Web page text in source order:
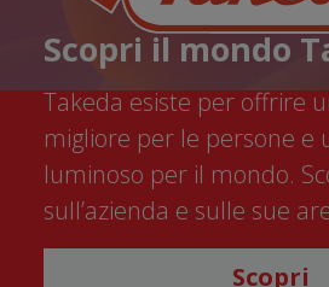
Scopri il mondo
Takeda esiste per offrire
migliore per le persone e
luminoso per il mondo.
sull’azienda e sulle sue
Scopri